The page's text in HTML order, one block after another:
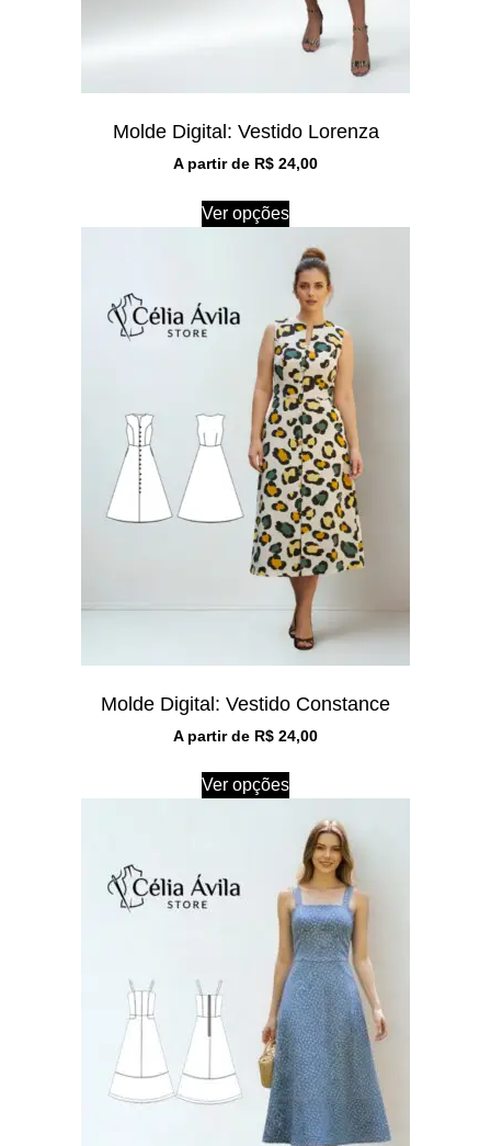
Molde Digital: Vestido Lorenza
A partir de R$ 24,00
Ver opções
Molde Digital: Vestido Constance
A partir de R$ 24,00
Ver opções